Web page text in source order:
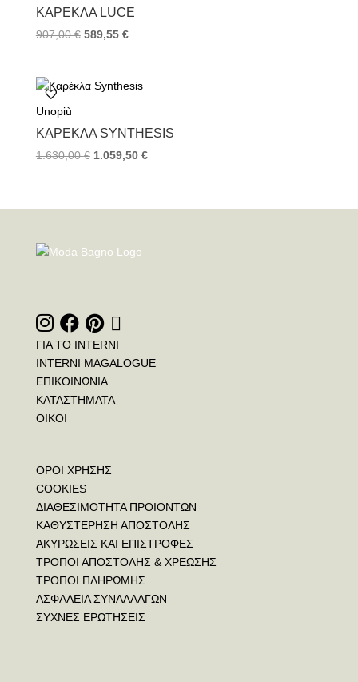
ΚΑΡΈΚΛΑ LUCE
907,00€ 589,55 €
Unopiù
ΚΑΡΈΚΛΑ SYNTHESIS
1.630,00€ 1.059,50 €
ΓΙΑ ΤΟ INTERNI
INTERNI MAGALOGUE
ΕΠΙΚΟΙΝΩΝΙΑ
ΚΑΤΑΣΤΗΜΑΤΑ
ΟΙΚΟΙ
ΟΡΟΙ ΧΡΗΣΗΣ
COOKIES
ΔΙΑΘΕΣΙΜΟΤΗΤΑ ΠΡΟΙΟΝΤΩΝ
ΚΑΘΥΣΤΕΡΗΣΗ ΑΠΟΣΤΟΛΗΣ
ΑΚΥΡΩΣΕΙΣ ΚΑΙ ΕΠΙΣΤΡΟΦΕΣ
ΤΡΟΠΟΙ ΑΠΟΣΤΟΛΗΣ & ΧΡΕΩΣΗΣ
ΤΡΟΠΟΙ ΠΛΗΡΩΜΗΣ
ΑΣΦΑΛΕΙΑ ΣΥΝΑΛΛΑΓΩΝ
ΣΥΧΝΕΣ ΕΡΩΤΗΣΕΙΣ